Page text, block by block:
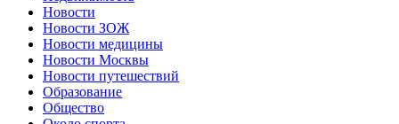
Новости
Новости ЗОЖ
Новости медицины
Новости Москвы
Новости путешествий
Образование
Общество